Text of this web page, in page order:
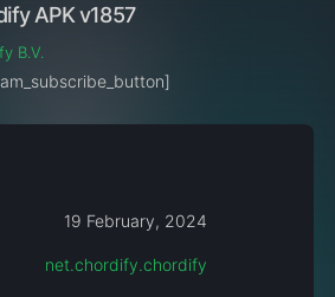
APK v1857
B.V.
19 February, 2024
net.chordify.chordify